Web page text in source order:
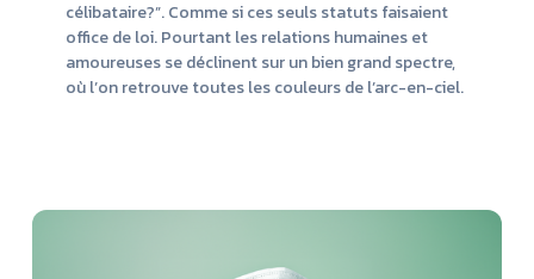
célibataire?”. Comme si ces seuls statuts faisaient
office de loi. Pourtant les relations humaines et
amoureuses se déclinent sur un bien grand spectre,
où l’on retrouve toutes les couleurs de l’arc-en-ciel.